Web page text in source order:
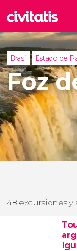
Brasil Estado de
Foz
48 excursiones y